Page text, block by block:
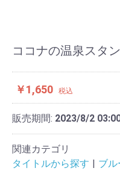
ココナの温泉スタ
￥1,650 税込
販売期間: 2023/8/2
関連カテゴリ
タイトルから探す
ブ